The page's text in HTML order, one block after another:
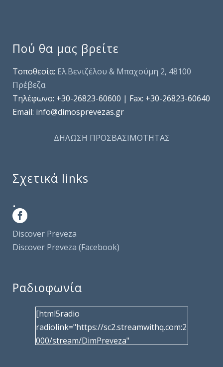
Πού θα μας βρείτε
Τοποθεσία: Ελ.Βενιζέλου & Μπαχούμη 2, 48100
Πρέβεζα
Τηλέφωνo: +30-26823-60600 | Fax: +30-26823-60640
Email: info@dimosprevezas.gr
ΔΗΛΩΣΗ ΠΡΟΣΒΑΣΙΜΟΤΗΤΑΣ
Σχετικά links
.
Discover Preveza
Discover Preveza (Facebook)
Ραδιοφωνία
[html5radio
radiolink="https://sc2.streamwithq.com:2
000/stream/DimPreveza"